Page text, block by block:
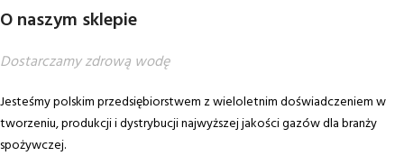
O naszym sklepie
Dostarczamy zdrową wodę
Jesteśmy polskim przedsiębiorstwem z wieloletnim doświadczeniem w
tworzeniu, produkcji i dystrybucji najwyższej jakości gazów dla branży
spożywczej.